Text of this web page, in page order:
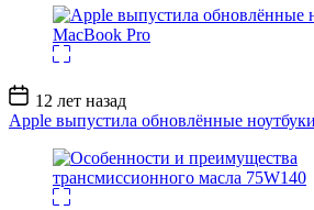
Дата
записи
12 лет назад
Apple выпустила обновлённые